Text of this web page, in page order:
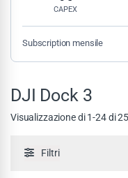
CAPEX
Subscription mensile
DJI Dock 3
Visualizzazione di 1-24 di
Filtri